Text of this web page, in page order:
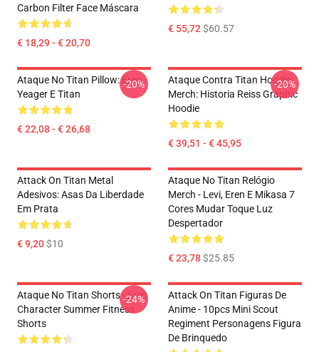
Carbon Filter Face Máscara
€ 18,29 - € 20,70
€ 55,72$60.57
Ataque No Titan Pillow: Eren
Yeager E Titan
€ 22,08 - € 26,68
-20%
Ataque Contra Titan Hoodie
Merch: Historia Reiss Graphic
Hoodie
€ 39,51 - € 45,95
-20%
Attack On Titan Metal
Adesivos: Asas Da Liberdade
Em Prata
€ 9,20$10
Ataque No Titan Relógio
Merch - Levi, Eren E Mikasa 7
Cores Mudar Toque Luz
Despertador
€ 23,78$25.85
Ataque No Titan Shorts - Eren
Character Summer Fitness
Shorts
-24%
Attack On Titan Figuras De
Anime - 10pcs Mini Scout
Regiment Personagens Figura
De Brinquedo